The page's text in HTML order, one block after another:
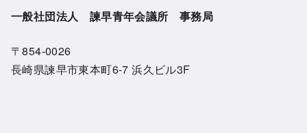
一般社団法人 諫早青年会議所 事務局
〒854-0026
長崎県諫早市東本町6-7 浜久ビル3F